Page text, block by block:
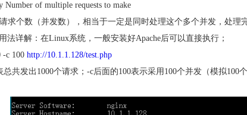
of multiple requests to make
个数（并发数），相当于一定是同时处理这个多个并发，处理完
详解：在Linux系统，一般安装好Apache后可以直接执行；
100 http://10.1.1.128/test.php
发出1000个请求；-c后面的100表示采用100个并发（模拟100